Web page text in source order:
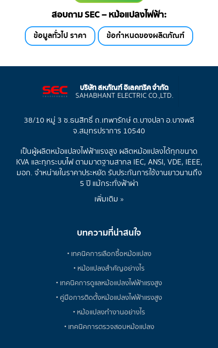
สอบถาม SEC – หม้อแปลงไฟฟ้า:
ข้อมูลทั่วไป ราคา ข้อกำหนดของผลิตภัณฑ์
บริษัท สหภัณฑ์ อิเลคทริค จำกัด
SAHABHANT ELECTRIC CO.,LTD.
38/10 หมู่ 3 ซ.ธนสิทธิ์ ถ.เทพารักษ์ ต.บางปลา อ.บางพลี
จ.สมุทรปราการ 10540
เป็นผู้ผลิตหม้อแปลงไฟฟ้าแรงสูง ผลิตหม้อแปลงได้ทุกขนาด
KVA และทุกระบบไฟ ตามมาตฐานสากล IEC, ANSI, VDE, IEEE,
มอก. จำหน่ายในราคาประหยัด รับประกันการใช้งานยาวนานถึง
5 ปี แม้กระทั่งฟ้าผ่า
เพิ่มเติม »
บทความที่น่าสนใจ
• เทคนิคการเลือกซื้อหม้อแปลง
• หม้อแปลงสำคัญอย่างไร
• เทคนิคการดูแลหม้อแปลงไฟฟ้าแรงสูง
• คู่มือการติดตั้งหม้อแปลงไฟฟ้าแรงสูง
• หม้อแปลงทำงานอย่างไร
• เทคนิคการตรวจสอบหม้อแปลง